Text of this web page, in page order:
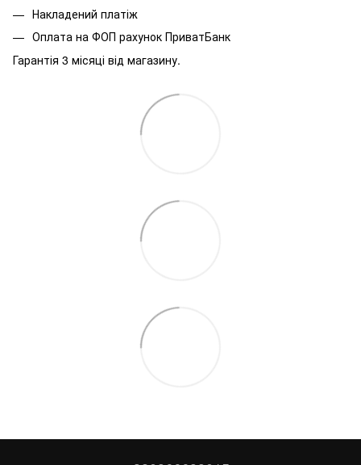
Накладений платіж
Оплата на ФОП рахунок ПриватБанк
Гарантія 3 місяці від магазину.